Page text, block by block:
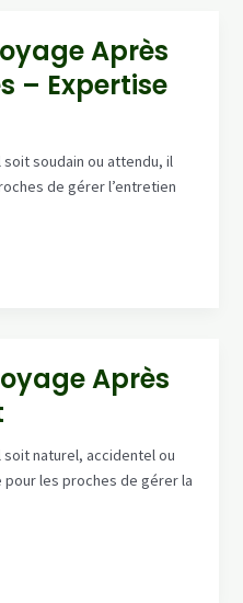
Après
– Expertise
soit soudain ou attendu, il
de gérer l’entretien
Après
soit naturel, accidentel ou
les proches de gérer la